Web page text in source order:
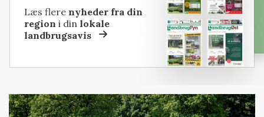
Læs flere nyheder fra din
region i dinlokale
landbrugsavis